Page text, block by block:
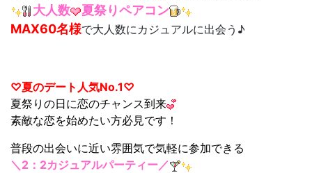
大人数 夏祭りペアコン
MAX60名様で大人数にカジュアルに出会う♪
♡夏のデート人気No.1♡
夏祭りの日に恋のチャンス到来
素敵な恋を始めたい方必見です！
普段の出会いに近い雰囲気で気軽に参加できる
＼2：2カジュアルパーティー／